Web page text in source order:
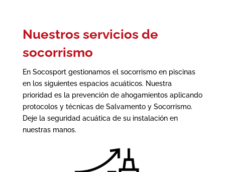
Nuestros servicios de
socorrismo
En Socosport gestionamos el socorrismo en piscinas
en los siguientes espacios acuáticos. Nuestra
prioridad es la prevención de ahogamientos aplicando
protocolos y técnicas de Salvamento y Socorrismo.
Deje la seguridad acuática de su instalación en
nuestras manos.